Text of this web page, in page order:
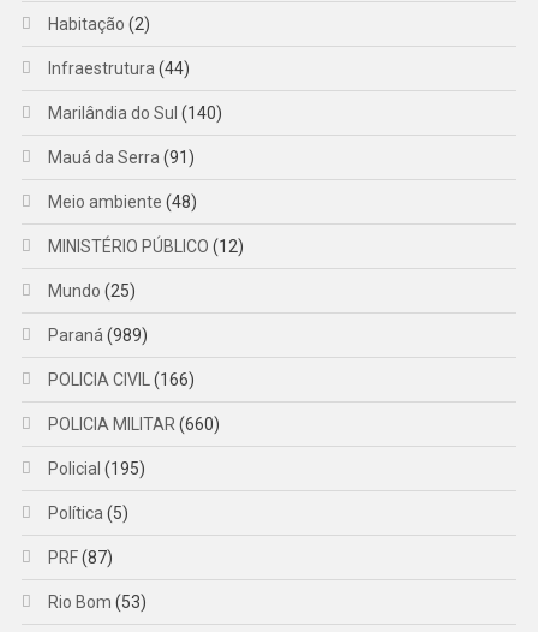
Habitação (2)
Infraestrutura (44)
Marilândia do Sul (140)
Mauá da Serra (91)
Meio ambiente (48)
MINISTÉRIO PÚBLICO (12)
Mundo (25)
Paraná (989)
POLICIA CIVIL (166)
POLICIA MILITAR (660)
Policial (195)
Política (5)
PRF(87)
Rio Bom (53)